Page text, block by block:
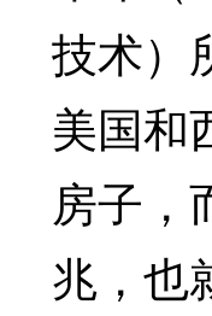
技术）
美国和
房子，
兆，也